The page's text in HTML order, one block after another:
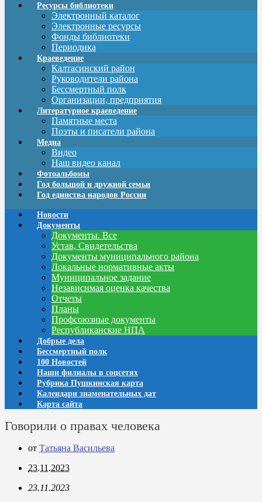
Ресурсы библиотеки
Электронный каталог
Электронные ресурсы
Фонды библиотеки
Периодика
Краеведение
Калтасинский район
Руководители района
Бессмертный полк
Организации, предприятия
Литературное краеведение
Памятные места
Поэты и писатели района
Медиа
Видео
Наш видео канал
Фотоальбомы
Год большой и дружной семьи
Год единства народов России
Новости
Документы
Документы. Все
Устав, Свидетельства
Документы муниципального района
Локальные нормативные акты
Муниципальное задание
Независимая оценка качества
Отчеты
Планы
Профсоюзные документы
Республиканские НПА
Добрые дела
Бессмертный полк
100 Новостей
Наши филиалы в соцсетях
Рубрика Пушкинская карта
Календари знаменательных дат
Карта сайта
Говорили о правах человека
от Татьяна Васильева
23.11.2023
23.11.2023